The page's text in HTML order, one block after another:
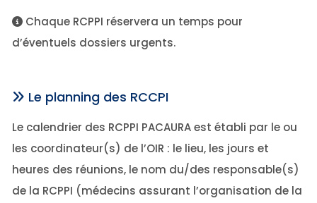
Chaque RCPPI réservera un temps pour
d’éventuels dossiers urgents.
Le planning des RCCPI
Le calendrier des RCPPI PACAURA est établi par le ou
les coordinateur(s) de l’OIR : le lieu, les jours et
heures des réunions, le nom du/des responsable(s)
de la RCPPI (médecins assurant l’organisation de la